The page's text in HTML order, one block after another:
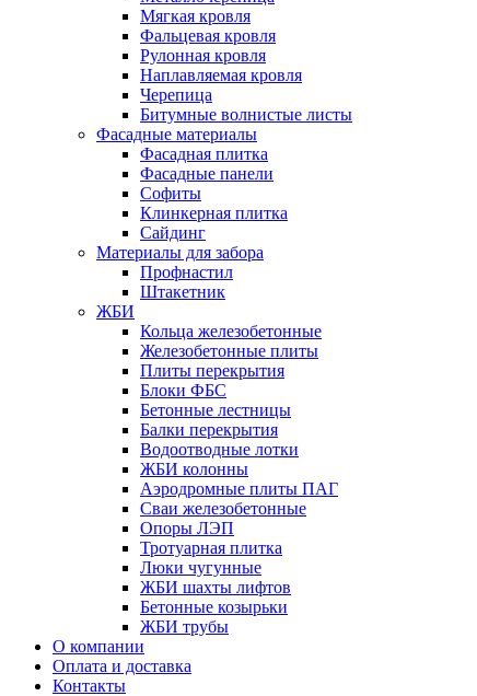
Мягкая кровля
Фальцевая кровля
Рулонная кровля
Наплавляемая кровля
Черепица
Битумные волнистые листы
Фасадные материалы
Фасадная плитка
Фасадные панели
Софиты
Клинкерная плитка
Сайдинг
Материалы для забора
Профнастил
Штакетник
ЖБИ
Кольца железобетонные
Железобетонные плиты
Плиты перекрытия
Блоки ФБС
Бетонные лестницы
Балки перекрытия
Водоотводные лотки
ЖБИ колонны
Аэродромные плиты ПАГ
Сваи железобетонные
Опоры ЛЭП
Тротуарная плитка
Люки чугунные
ЖБИ шахты лифтов
Бетонные козырьки
ЖБИ трубы
О компании
Оплата и доставка
Контакты